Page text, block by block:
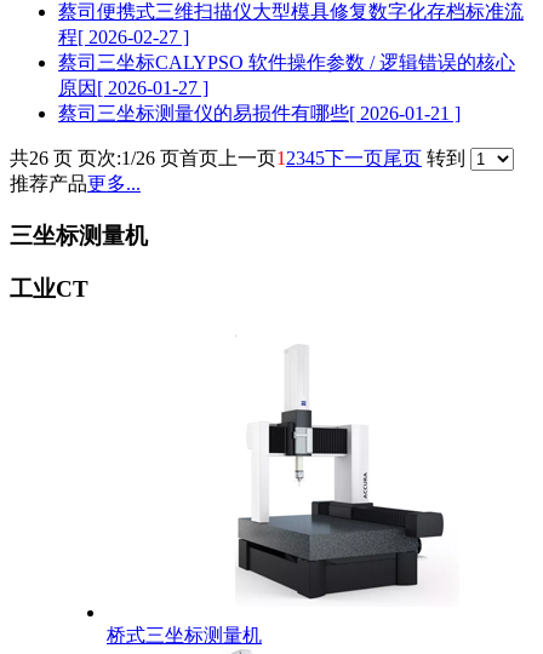
蔡司便携式三维扫描仪大型模具修复数字化存档标准流
程[ 2026-02-27 ]
蔡司三坐标CALYPSO 软件操作参数 / 逻辑错误的核心
原因 [ 2026-01-27 ]
蔡司三坐标测量仪的易损件有哪些[ 2026-01-21 ]
共26 页 页次:1/26 页首页 上一页1 2345下一页尾页 转到
推荐产品更多...
三坐标测量机
工业CT
桥式三坐标测量机